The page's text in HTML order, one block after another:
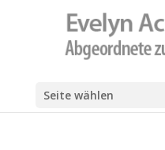
Seite wählen